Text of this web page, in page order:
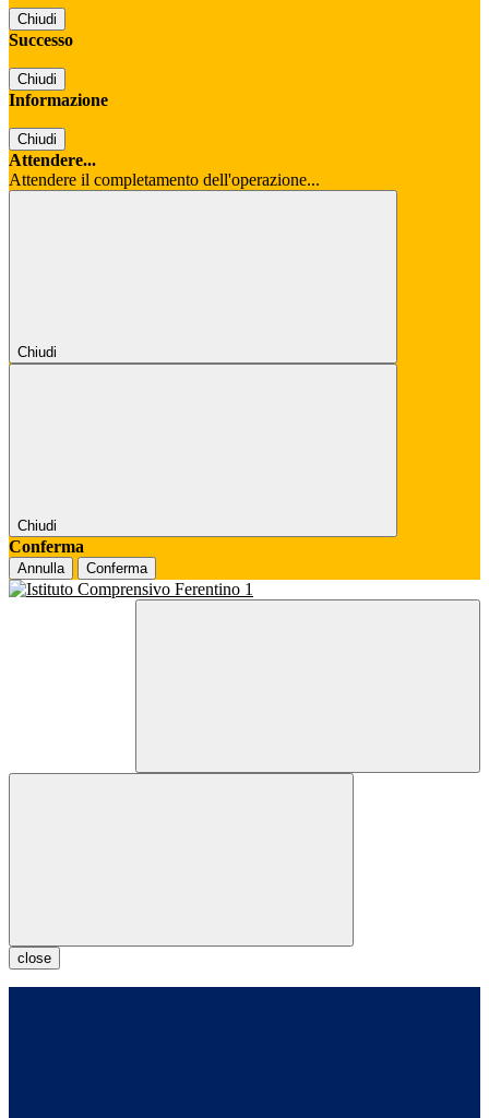
Chiudi
Successo
Chiudi
Informazione
Chiudi
Attendere...
Attendere il completamento dell'operazione...
Chiudi
Chiudi
Conferma
Annulla Conferma
close